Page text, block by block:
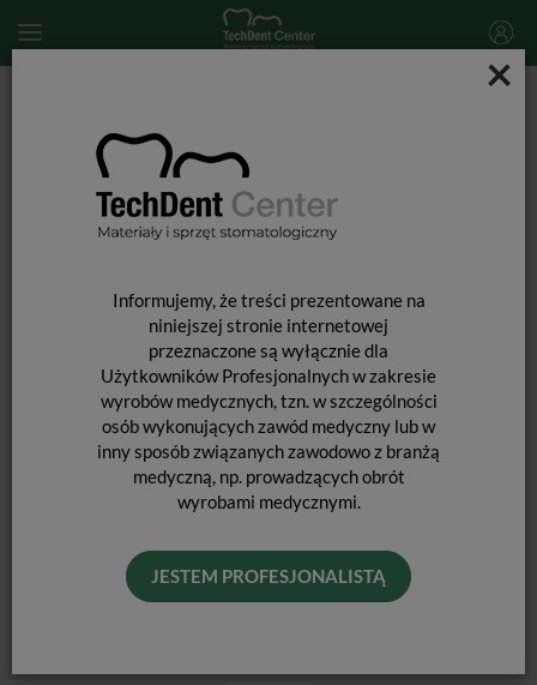
×
Informujemy, że treści prezentowane na
niniejszej stronie internetowej
przeznaczone są wyłącznie dla
Użytkowników Profesjonalnych w zakresie
wyrobów medycznych, tzn. w szczególności
osób wykonujących zawód medyczny lub w
inny sposób związanych zawodowo z branżą
medyczną, np. prowadzących obrót
wyrobami medycznymi.
JESTEM PROFESJONALISTĄ
Końcówka do skalera Woodpecker (standard EMS) / G4T